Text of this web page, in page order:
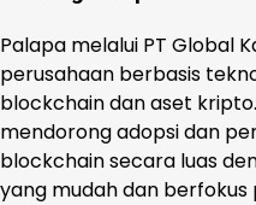
Palapa melalui PT Global
perusahaan berbasis
blockchain dan aset
mendorong adopsi dan
blockchain secara luas
yang mudah dan berfokus